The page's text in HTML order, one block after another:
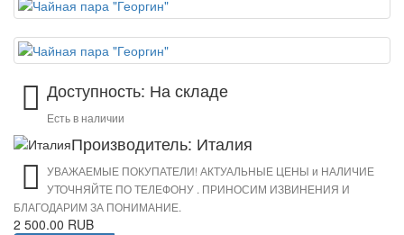
Доступность: На складе
Есть в наличии
Производитель: Италия
УВАЖАЕМЫЕ ПОКУПАТЕЛИ! АКТУАЛЬНЫЕ ЦЕНЫ и НАЛИЧИЕ
УТОЧНЯЙТЕ ПО ТЕЛЕФОНУ . ПРИНОСИМ ИЗВИНЕНИЯ И
БЛАГОДАРИМ ЗА ПОНИМАНИЕ.
2 500.00 RUB